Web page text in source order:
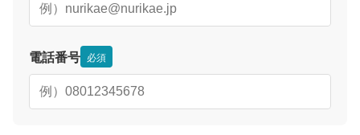
電話番号 必須